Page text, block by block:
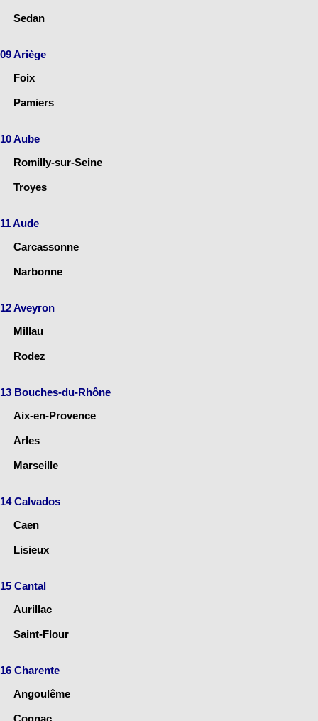
Sedan
09 Ariège
Foix
Pamiers
10 Aube
Romilly-sur-Seine
Troyes
11 Aude
Carcassonne
Narbonne
12 Aveyron
Millau
Rodez
13 Bouches-du-Rhône
Aix-en-Provence
Arles
Marseille
14 Calvados
Caen
Lisieux
15 Cantal
Aurillac
Saint-Flour
16 Charente
Angoulême
Cognac